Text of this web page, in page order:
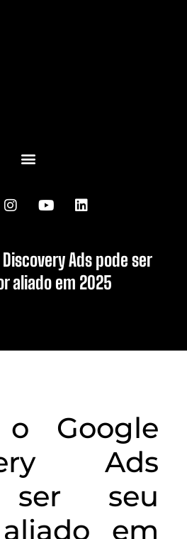
Discovery Ads pode ser
aliado em 2025
Google
Ads
ser seu
em